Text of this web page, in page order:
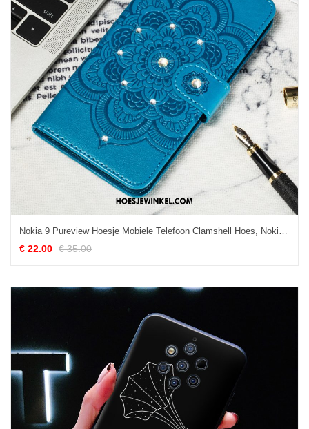
Nokia 9 Pureview Hoesje Mobiele Telefoon Clamshell Hoes, Nokia 9 Pureview Hoesje Blauw Bescherming
€ 22.00 € 35.00